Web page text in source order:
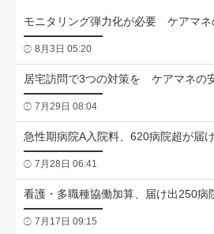
モニタリング弾力化が必要 ケアマネ
8月3日 05:20
居宅訪問で3つの対策を ケアマネの
7月29日 08:04
急性期病院A入院料、620病院超が届
7月28日 06:41
看護・多職種協働加算、届け出250病
7月17日 09:15